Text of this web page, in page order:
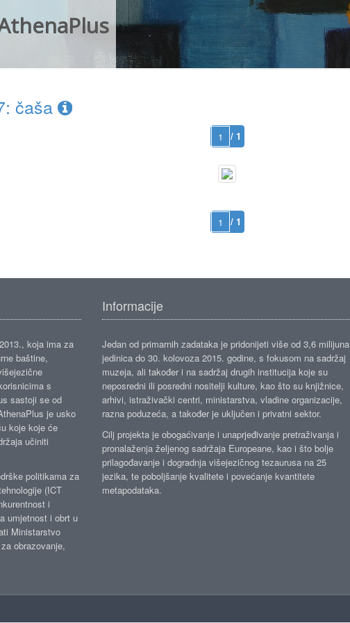
čaša
/ 1
/ 1
koja ima za
baštine,
s
sastoji se od
je usko
koje koje će
učiniti
politikama za
(ICT
i
umjetnost i obrt u
Ministarstvo
obrazovanje,
Informacije
Jedan od primarnih zadataka je pridonijeti više od 3,6 milijuna
jedinica do 30. kolovoza 2015. godine, s fokusom na sadržaj
muzeja, ali također i na sadržaj drugih institucija koje su
neposredni ili posredni nositelji kulture, kao što su knjižnice,
arhivi, istraživački centri, ministarstva, vladine organizacije,
razna poduzeća, a također je uključen i privatni sektor.
Cilj projekta je obogaćivanje i unaprjeđivanje pretraživanja i
pronalaženja željenog sadržaja Europeane, kao i što bolje
prilagođavanje i dogradnja višejezičnog tezaurusa na 25
jezika, te poboljšanje kvalitete i povećanje kvantitete
metapodataka.